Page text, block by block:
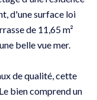
d'une surface loi
de 11,65 m²
belle vue mer.
de qualité, cette
bien comprend un